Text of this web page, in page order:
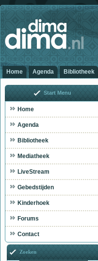
Home Agenda Bibliotheek
Start Menu
Home
Agenda
Bibliotheek
Mediatheek
LiveStream
Gebedstijden
Kinderhoek
Forums
Contact
Zoeken